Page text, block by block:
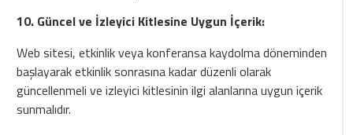
10. Güncel ve İzleyici Kitlesine Uygun İçerik:
Web sitesi, etkinlik veya konferansa kaydolma döneminden
başlayarak etkinlik sonrasına kadar düzenli olarak
güncellenmeli ve izleyici kitlesinin ilgi alanlarına uygun içerik
sunmalıdır.